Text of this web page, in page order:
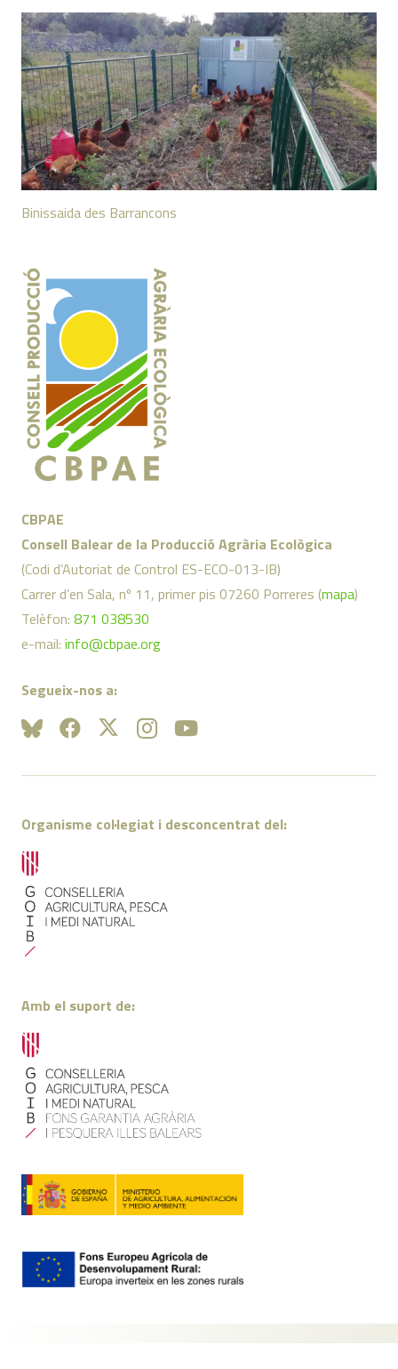
Binissaida des Barrancons
CBPAE
Consell Balear de la Producció Agrària Ecològica
(Codi d’Autoriat de Control ES-ECO-013-IB)
Carrer d’en Sala, nº 11, primer pis 07260 Porreres (mapa)
Telèfon: 871 038530
e-mail: info@cbpae.org
Segueix-nos a:
Organisme col·legiat i desconcentrat del:
Amb el suport de: